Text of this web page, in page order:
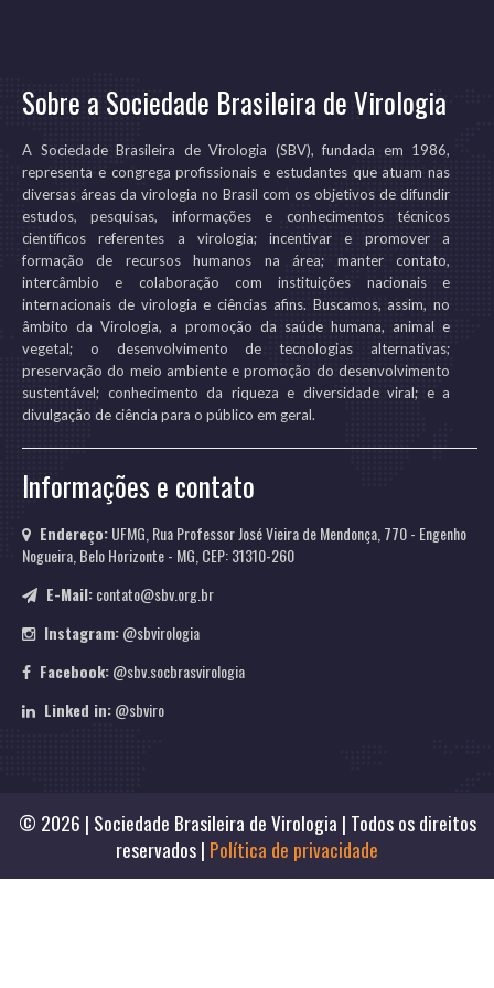
Sobre a Sociedade Brasileira de Virologia
A Sociedade Brasileira de Virologia (SBV), fundada em 1986,
representa e congrega profissionais e estudantes que atuam nas
diversas áreas da virologia no Brasil com os objetivos de difundir
estudos, pesquisas, informações e conhecimentos técnicos
científicos referentes a virologia; incentivar e promover a
formação de recursos humanos na área; manter contato,
intercâmbio e colaboração com instituições nacionais e
internacionais de virologia e ciências afins. Buscamos, assim, no
âmbito da Virologia, a promoção da saúde humana, animal e
vegetal; o desenvolvimento de tecnologias alternativas;
preservação do meio ambiente e promoção do desenvolvimento
sustentável; conhecimento da riqueza e diversidade viral; e a
divulgação de ciência para o público em geral.
Informações e contato
Endereço:UFMG, Rua Professor José Vieira de Mendonça, 770 - Engenho
Nogueira, Belo Horizonte - MG, CEP: 31310-260
E-Mail:contato@sbv.org.br
Instagram:@sbvirologia
Facebook:@sbv.socbrasvirologia
Linked in:@sbviro
© 2026 | Sociedade Brasileira de Virologia | Todos os direitos
reservados | Política de privacidade